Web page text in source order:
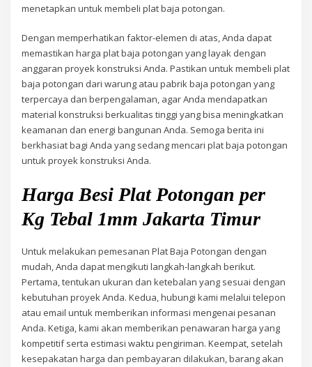
menetapkan untuk membeli plat baja potongan.
Dengan memperhatikan faktor-elemen di atas, Anda dapat
memastikan harga plat baja potongan yang layak dengan
anggaran proyek konstruksi Anda. Pastikan untuk membeli plat
baja potongan dari warung atau pabrik baja potongan yang
terpercaya dan berpengalaman, agar Anda mendapatkan
material konstruksi berkualitas tinggi yang bisa meningkatkan
keamanan dan energi bangunan Anda. Semoga berita ini
berkhasiat bagi Anda yang sedang mencari plat baja potongan
untuk proyek konstruksi Anda.
Harga Besi Plat Potongan per
Kg Tebal 1mm Jakarta Timur
Untuk melakukan pemesanan Plat Baja Potongan dengan
mudah, Anda dapat mengikuti langkah-langkah berikut.
Pertama, tentukan ukuran dan ketebalan yang sesuai dengan
kebutuhan proyek Anda. Kedua, hubungi kami melalui telepon
atau email untuk memberikan informasi mengenai pesanan
Anda. Ketiga, kami akan memberikan penawaran harga yang
kompetitif serta estimasi waktu pengiriman. Keempat, setelah
kesepakatan harga dan pembayaran dilakukan, barang akan